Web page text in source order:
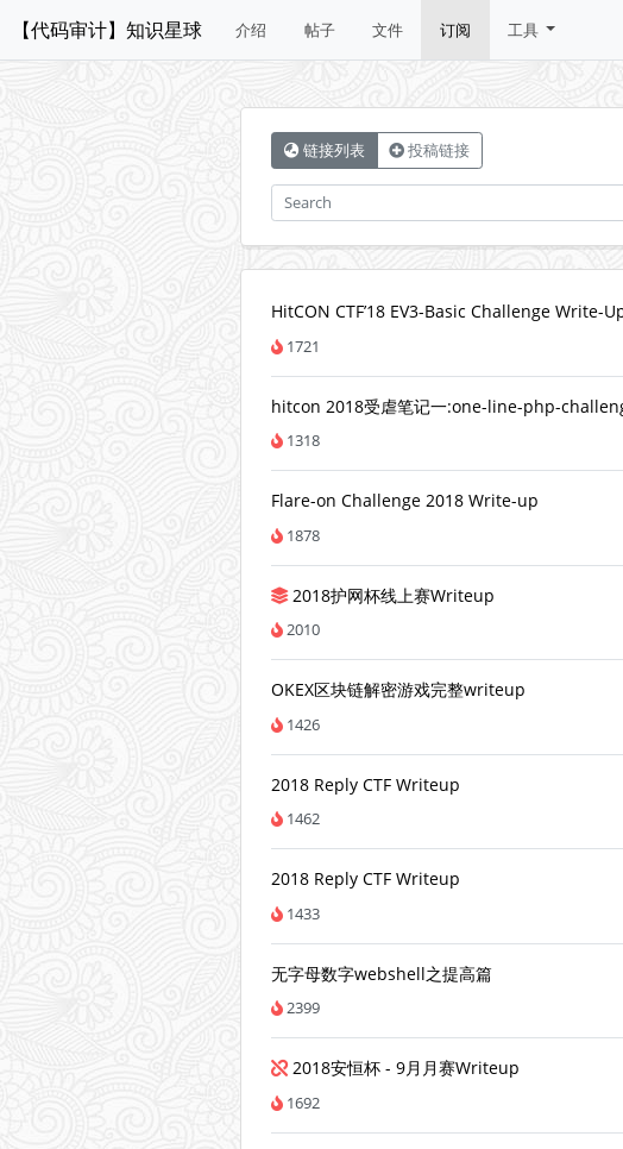
【代码审计】知识星球 介绍 帖子 文件 订阅 工具
链接列表 投稿链接
HitCON CTF’18 EV3-Basic Challenge Write-
1721
hitcon 2018受虐笔记一:one-line-php-
1318
Flare-on Challenge 2018 Write-up
1878
2018护网杯线上赛Writeup
2010
OKEX区块链解密游戏完整writeup
1426
2018 Reply CTF Writeup
1462
2018 Reply CTF Writeup
1433
无字母数字webshell之提高篇
2399
2018安恒杯 - 9月月赛Writeup
1692